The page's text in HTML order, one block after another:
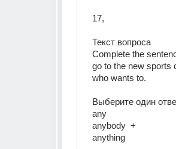
17,
Текст вопроса
Complete the
go to the new
who wants to.
Выберите один
any
anybody  +
anything